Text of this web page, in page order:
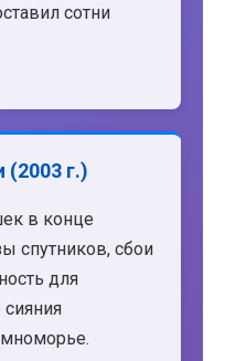
сотни
(2003 г.)
в конце
спутников, сбои
для